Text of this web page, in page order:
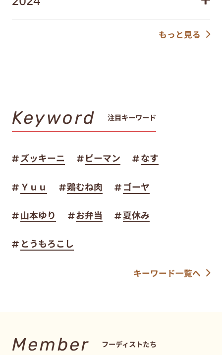
もっと見る
Keyword 注目キーワード
ズッキーニ ピーマン なす
Ｙｕｕ 鶏むね肉 ゴーヤ
山本ゆり お弁当 夏休み
とうもろこし
キーワード一覧へ
Member フーディストたち